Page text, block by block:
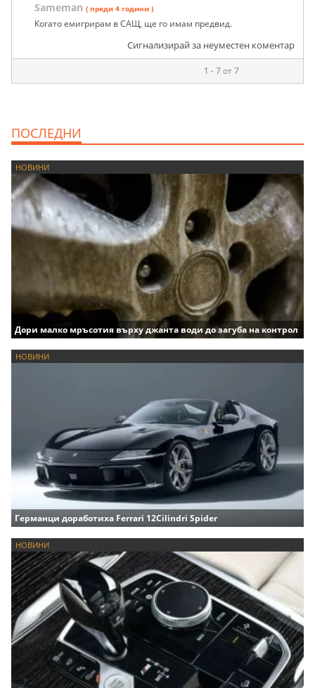
Sameman ( преди 4 години )
Когато емигрирам в САЩ, ще го имам предвид.
Сигнализирай за неуместен коментар
1 - 7 от 7
ПОСЛЕДНИ
НОВИНИ
Дори малко мръсотия върху джанта води до загуба на контрол
НОВИНИ
Германци доработиха Ferrari 12Cilindri Spider
НОВИНИ